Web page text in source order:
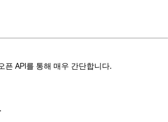
API를 통해 매우 간단합니다.